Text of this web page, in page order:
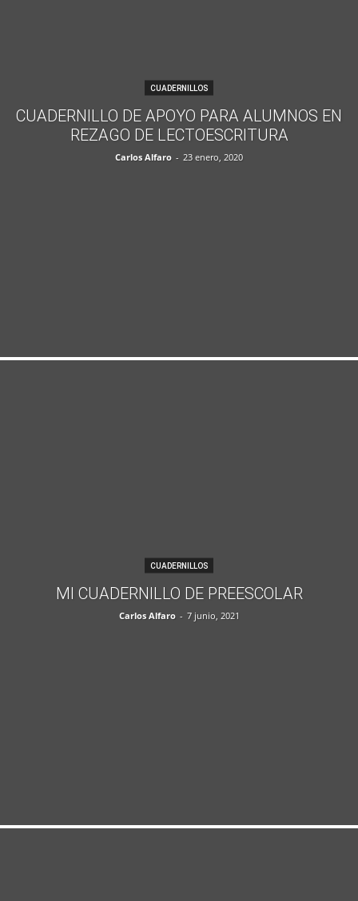
CUADERNILLOS
CUADERNILLO DE APOYO PARA ALUMNOS EN
REZAGO DE LECTOESCRITURA
Carlos Alfaro - 23 enero, 2020
CUADERNILLOS
MI CUADERNILLO DE PREESCOLAR
Carlos Alfaro - 7 junio, 2021